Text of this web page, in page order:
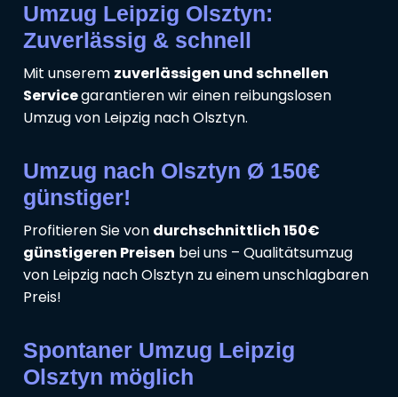
Umzug Leipzig Olsztyn:
Zuverlässig & schnell
Mit unserem zuverlässigen und schnellen
Servicegarantieren wir einen reibungslosen
Umzug von Leipzig nach Olsztyn.
Umzug nach Olsztyn Ø 150€
günstiger!
Profitieren Sie von durchschnittlich 150€
günstigeren Preisen bei uns – Qualitätsumzug
von Leipzig nach Olsztyn zu einem unschlagbaren
Preis!
Spontaner Umzug Leipzig
Olsztyn möglich